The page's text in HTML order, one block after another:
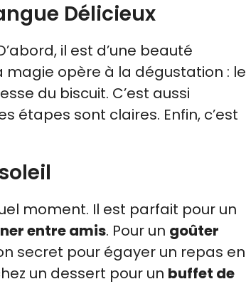
Délicieux
il est d’une beauté
magie opère à la dégustation : le
du biscuit. C’est aussi
étapes sont claires. Enfin, c’est
moment. Il est parfait pour un
entre amis. Pour un goûter
secret pour égayer un repas en
un dessert pour un buffet de